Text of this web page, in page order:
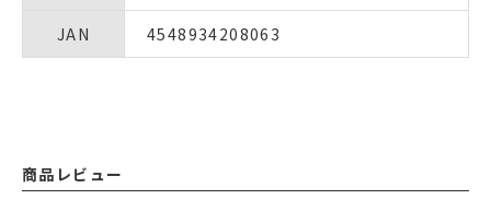
JAN 4548934208063
商品レビュー